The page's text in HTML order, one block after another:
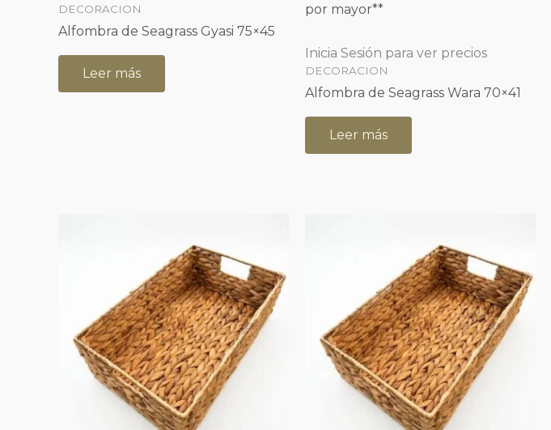
DECORACION
Alfombra de Seagrass Gyasi 75×45
Leer más
por mayor**
Inicia Sesión para ver precios
DECORACION
Alfombra de Seagrass Wara 70×41
Leer más